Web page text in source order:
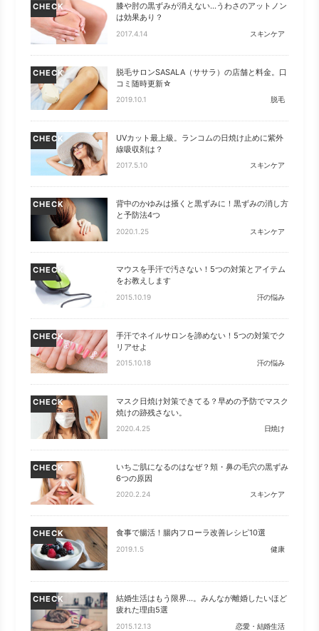
CHECK
膝や肘の黒ずみが消えない…うわさのアットノン
は効果あり？
2017.4.14 スキンケア
CHECK
脱毛サロンSASALA（ササラ）の店舗と料金。口
コミ随時更新☆
2019.10.1 脱毛
CHECK
UVカット最上級。ランコムの日焼け止めに紫外
線吸収剤は？
2017.5.10 スキンケア
CHECK
背中のかゆみは掻くと黒ずみに！黒ずみの消し方
と予防法4つ
2020.1.25 スキンケア
CHECK
マウスを手汗で汚さない！5つの対策とアイテム
をお教えします
2015.10.19 汗の悩み
CHECK
手汗でネイルサロンを諦めない！5つの対策でク
リアせよ
2015.10.18 汗の悩み
CHECK
マスク日焼け対策できてる？早めの予防でマスク
焼けの跡残さない。
2020.4.25 日焼け
CHECK
いちご肌になるのはなぜ？頬・鼻の毛穴の黒ずみ
6つの原因
2020.2.24 スキンケア
CHECK 食事で腸活！腸内フローラ改善レシピ10選
2019.1.5 健康
CHECK
結婚生活はもう限界…。みんなが離婚したいほど
疲れた理由5選
2015.12.13 恋愛・結婚生活